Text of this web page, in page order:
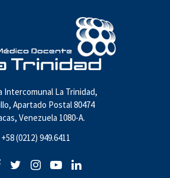
Intercomunal La Trinidad,
Apartado Postal 80474
Venezuela 1080-A.
+58 (0212) 949.6411